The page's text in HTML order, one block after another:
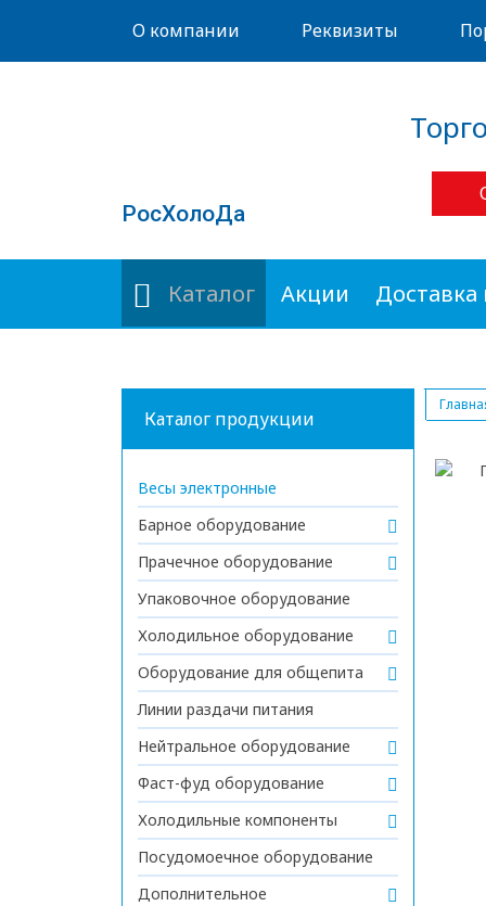
О компании Реквизиты
РосХолоДа
Каталог Акции Доставка
Каталог продукции
Весы электронные
Барное оборудование
Прачечное оборудование
Упаковочное оборудование
Холодильное оборудование
Оборудование для общепита
Линии раздачи питания
Нейтральное оборудование
Фаст-фуд оборудование
Холодильные компоненты
Посудомоечное оборудование
Дополнительное